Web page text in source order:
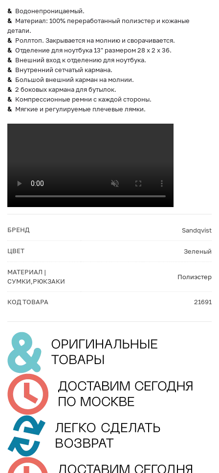
Водонепроницаемый.
Материал: 100% переработанный полиэстер и кожаные
детали.
Роллтоп. Закрывается на молнию и сворачивается.
Отделение для ноутбука 13" размером 28 х 2 х 36.
Внешний вход к отделению для ноутбука.
Внутренний сетчатый кармана.
Большой внешний карман на молнии.
2 боковых кармана для бутылок.
Компрессионные ремни с каждой стороны.
Мягкие и регулируемые плечевые лямки.
БРЕНД Sandqvist
ЦВЕТ Зеленый
МАТЕРИАЛ |
СУМКИ,РЮКЗАКИ
Полиэстер
КОД ТОВАРА 21691